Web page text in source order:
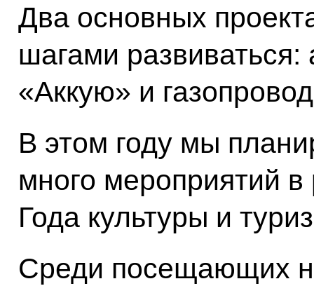
Два основных
шагами развиваться:
«Аккую» и
В этом году мы
много мероприятий в
Года культуры и
Среди посещающих